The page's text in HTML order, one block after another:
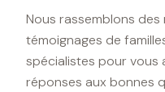
Nous rassemblons
témoignages de
spécialistes pour vous
réponses aux bonnes